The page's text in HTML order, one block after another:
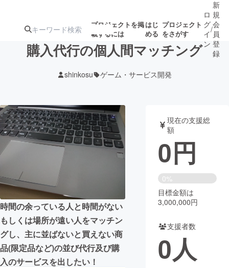
プロジェクトを掲
載するには
はじ
める
プロジェクト
をさがす
アート・写真
テクノロジー・ガジェット ゲーム・サ
映像・映画 書籍・雑誌
ビジネス・起業 チャレンジ
まちづくり・地域活性化
ロ
グ
イ
ン
/
新
規
会
員
登
録
購入代行の個人間マッチング
shinkosu ゲーム・サービス開発
時間の余っている人と時間がない
もしくは場所が遠い人をマッチン
グし、主に並ばないと買えない商
品(限定品など)の並び代行及び購
入のサービスを出したい！
現在の支援総
額
0円
0%
目標金額は
3,000,000円
支援者数
0人